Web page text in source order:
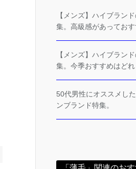
【メンズ】ハイブラン
集。高級感があってお
【メンズ】ハイブラン
集。今季おすすめはどれ
50代男性にオススメし
ンブランド特集。